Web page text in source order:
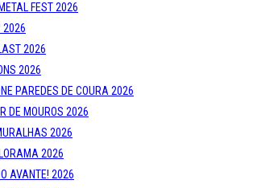
FEST 2026
2026
2026
2026
PAREDES DE COURA 2026
DE MOUROS 2026
2026
2026
AVANTE! 2026